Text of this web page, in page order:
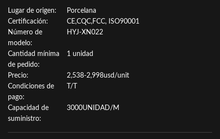
Lugar de origen:
Porcelana
Certificación:
CE,CQC,FCC, ISO90001
Número de
modelo:
HYJ-XN022
Cantidad mínima
de pedido:
1 unidad
Precio:
2,538-2,998usd/unit
Condiciones de
pago:
T/T
Capacidad de
suministro:
3000UNIDAD/M